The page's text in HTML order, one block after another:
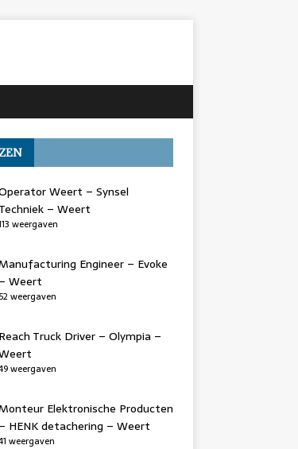
Weert – Synsel
Techniek – Weert
weergaven
Engineer – Evoke
– Weert
52 weergaven
Reach Truck Driver – Olympia –
weergaven
Elektronische Producten
– HENK detachering – Weert
weergaven